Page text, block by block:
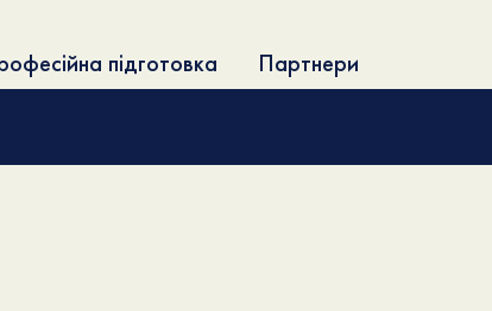
підготовка Партнери